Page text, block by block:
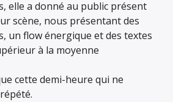
elle a donné au public présent
scène, nous présentant des
un flow énergique et des textes
à la moyenne
cette demi-heure qui ne